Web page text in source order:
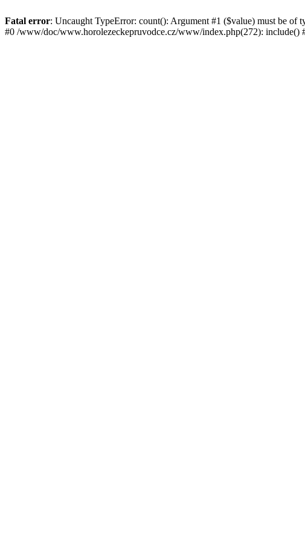
Fatal error: Uncaught TypeError: count(): Argument #1 ($value) must be of
#0 /www/doc/www.horolezeckepruvodce.cz/www/index.php(272):